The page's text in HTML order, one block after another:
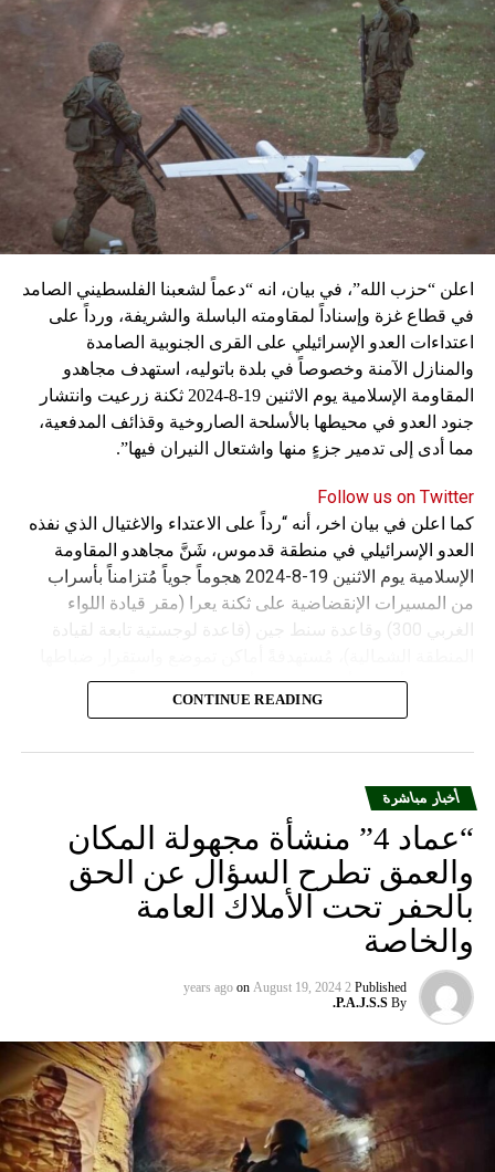
اعلن “حزب الله”، في بيان، انه “دعماً لشعبنا الفلسطيني الصامد
في قطاع غزة وإسناداً لمقاومته الباسلة ‌‏‌‏‌والشريفة، ورداً على
اعتداءات العدو الإسرائيلي على القرى الجنوبية الصامدة
والمنازل الآمنة وخصوصاً في بلدة باتوليه، استهدف مجاهدو
المقاومة الإسلامية يوم الاثنين 19-8-2024 ثكنة زرعيت وانتشار
جنود العدو في محيطها بالأسلحة الصاروخية وقذائف المدفعية،
مما أدى إلى تدمير جزءٍ منها واشتعال النيران فيها”.
Follow us on Twitter
كما اعلن في بيان اخر، أنه “رداً على الاعتداء والاغتيال الذي نفذه
العدو الإسرائيلي في منطقة قدموس، شَنَّ مجاهدو المقاومة
الإسلامية يوم الاثنين 19-8-2024 هجوماً جوياً مُتزامناً بأسراب
من المسيرات الإنقضاضية على ثكنة يعرا (مقر قيادة اللواء
الغربي 300) وقاعدة سنط جين (قاعدة لوجستية تابعة لقيادة
وجنودها وأصابت أهدافها بدقة وأوقعت فيهم عدداً من القتلى
CONTINUE READING
أخبار مباشرة
“عماد 4” منشأة مجهولة المكان
والعمق تطرح السؤال عن الحق
بالحفر تحت الأملاك العامة
والخاصة
Published
2 years ago
on August 19, 2024
By
P.A.J.S.S.